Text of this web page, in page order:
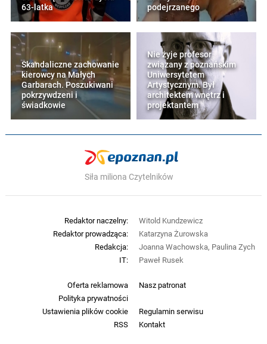
63-latka
podejrzanego
Skandaliczne zachowanie
kierowcy na Małych
Garbarach. Poszukiwani
pokrzywdzeni i
świadkowie
Nie żyje profesor
związany z poznańskim
Uniwersytetem
Artystycznym. Był
architektem wnętrz i
projektantem
Siła miliona Czytelników
Oferta reklamowa
Nasz patronat
Polityka prywatności
Ustawienia plików cookie
Regulamin serwisu
RSS
Kontakt
Redaktor naczelny:
Witold Kundzewicz
Redaktor prowadząca:
Katarzyna Żurowska
Redakcja:
Joanna Wachowska, Paulina Zych
IT:
Paweł Rusek